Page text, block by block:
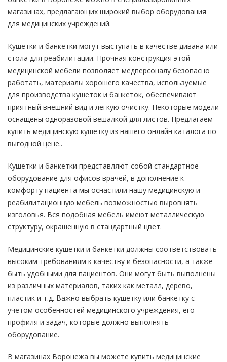
магазинах, предлагающих широкий выбор оборудования
для медицинских учреждений.
Кушетки и банкетки могут выступать в качестве дивана или
стола для реабилитации. Прочная конструкция этой
медицинской мебели позволяет медперсоналу безопасно
работать, материалы хорошего качества, используемые
для производства кушеток и банкеток, обеспечивают
приятный внешний вид и легкую очистку. Некоторые модели
оснащены одноразовой вешалкой для листов. Предлагаем
купить медицинскую кушетку из нашего онлайн каталога по
выгодной цене..
Кушетки и банкетки представляют собой стандартное
оборудование для офисов врачей, в дополнение к
комфорту пациента мы оснастили нашу медицинскую и
реабилитационную мебель возможностью выровнять
изголовья. Вся подобная мебель имеют металлическую
структуру, окрашенную в стандартный цвет.
Медицинские кушетки и банкетки должны соответствовать
высоким требованиям к качеству и безопасности, а также
быть удобными для пациентов. Они могут быть выполнены
из различных материалов, таких как металл, дерево,
пластик и т.д. Важно выбрать кушетку или банкетку с
учетом особенностей медицинского учреждения, его
профиля и задач, которые должно выполнять
оборудование.
В магазинах Воронежа вы можете купить медицинские